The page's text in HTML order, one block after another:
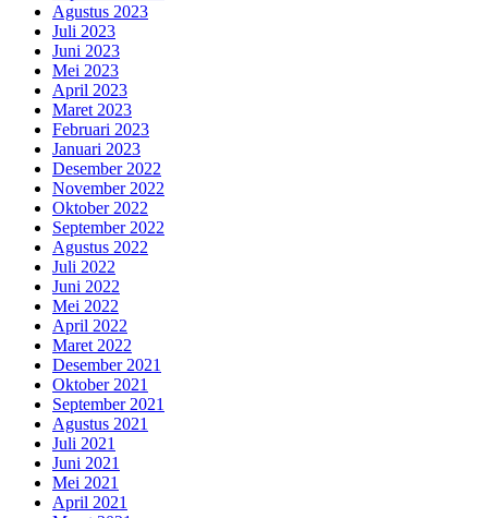
Agustus 2023
Juli 2023
Juni 2023
Mei 2023
April 2023
Maret 2023
Februari 2023
Januari 2023
Desember 2022
November 2022
Oktober 2022
September 2022
Agustus 2022
Juli 2022
Juni 2022
Mei 2022
April 2022
Maret 2022
Desember 2021
Oktober 2021
September 2021
Agustus 2021
Juli 2021
Juni 2021
Mei 2021
April 2021